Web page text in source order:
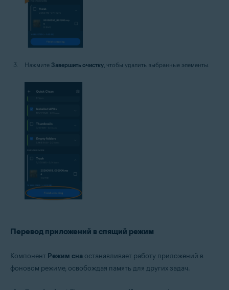
Нажмите Завершить очистку , чтобы удалить выбранные элементы.
Перевод приложений в спящий режим
Компонент Режим сна останавливает работу приложений в
фоновом режиме, освобождая память для других задач.